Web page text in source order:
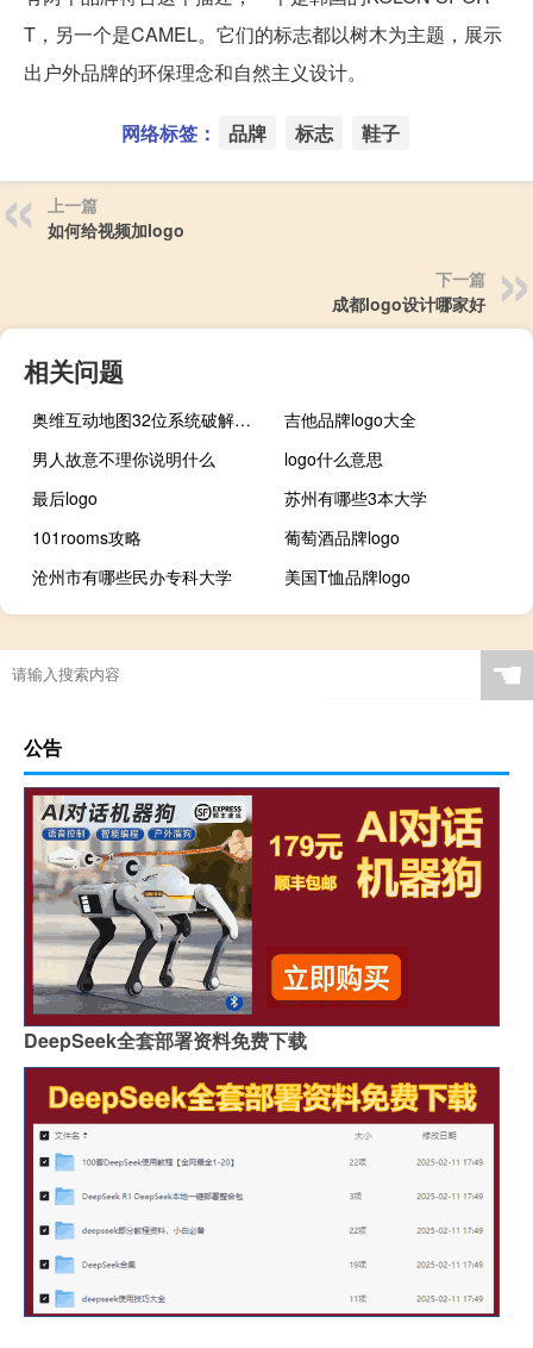
T，另一个是CAMEL。它们的标志都以树木为主题，展示
出户外品牌的环保理念和自然主义设计。
网络标签： 品牌 标志 鞋子
上一篇
如何给视频加logo
下一篇
成都logo设计哪家好
相关问题
奥维互动地图32位系统破解版 V9.0.0 VIP解锁版（奥维互动地图32位系统破解版 V9.0.0 VIP解锁版功能简介）
吉他品牌logo大全
男人故意不理你说明什么
logo什么意思
最后logo
苏州有哪些3本大学
101rooms攻略
葡萄酒品牌logo
沧州市有哪些民办专科大学
美国T恤品牌logo
☚
公告
DeepSeek全套部署资料免费下载